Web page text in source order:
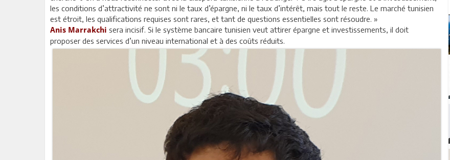
les conditions d’attractivité ne sont ni le taux d’épargne, ni le taux d’intérêt, mais tout le reste. Le marché tunisien
est étroit, les qualifications requises sont rares, et tant de questions essentielles sont résoudre. »
Anis Marrakchi sera incisif. Si le système bancaire tunisien veut attirer épargne et investissements, il doit
proposer des services d’un niveau international et à des coûts réduits.